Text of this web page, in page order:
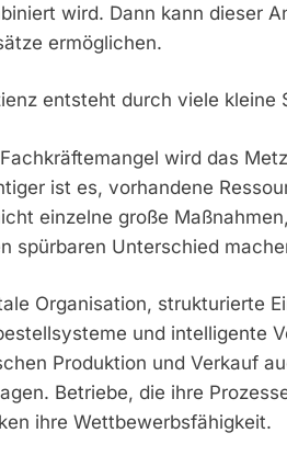
wird. Dann kann dieser
ermöglichen.
entsteht durch viele kleine
wird das
ist es, vorhandene
einzelne große
spürbaren Unterschied
Organisation, strukturierte
und intelligente
Produktion und Verkauf
Betriebe, die ihre
ihre Wettbewerbsfähigkeit.